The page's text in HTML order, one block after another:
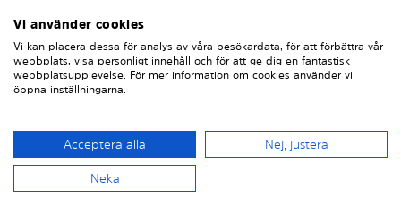
2. TVÄTTA OCH TORKA BILRUTORNA
Tvätta och torka omsorgsfullt av bilens rutor, använd
skyddsfilmen på Solarplexius solskydd med en lätt
fuktad trasa så att eventuellt damm försvinner.
Viktig! Skydda bilens interiör
Vi använder cookies
Vi kan placera dessa för analys av våra besökardata, för att förbättra vår
webbplats, visa personligt innehåll och för att ge dig en fantastisk
webbplatsupplevelse. För mer information om cookies använder vi
öppna inställningarna.
Acceptera alla Nej, justera
Neka